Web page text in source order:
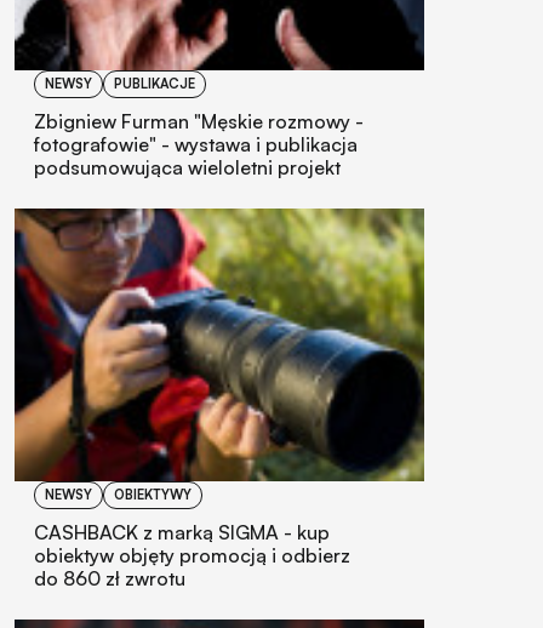
NEWSY PUBLIKACJE
Zbigniew Furman "Męskie rozmowy -
fotografowie" - wystawa i publikacja
podsumowująca wieloletni projekt
NEWSY OBIEKTYWY
CASHBACK z marką SIGMA - kup
obiektyw objęty promocją i odbierz
do 860 zł zwrotu